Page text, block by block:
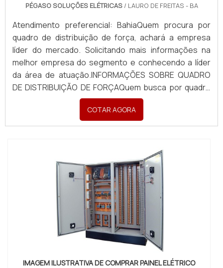
PÉGASO SOLUÇÕES ELÉTRICAS / LAURO DE FREITAS - BA
Atendimento preferencial: BahiaQuem procura por
quadro de distribuição de força, achará a empresa
líder do mercado. Solicitando mais informações na
melhor empresa do segmento e conhecendo a líder
da área de atuação.INFORMAÇÕES SOBRE QUADRO
DE DISTRIBUIÇÃO DE FORÇAQuem busca por quadro
de distribuição de força em uma empresa inovadora,
descobre a Pégaso Soluções Elétricas. Uma empresa
com alto know-how em banco de capacitores para
COTAR AGORA
IMAGEM ILUSTRATIVA DE COMPRAR PAINEL ELÉTRICO